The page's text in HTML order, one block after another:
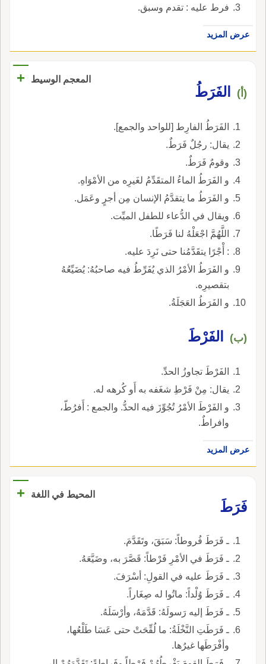
فرط عليه : تقدم وسبق.
عرض المزيد
المعجم الوسيط +
(أ) الفَرَطُ
الفَرَطُ الفارِط [للواحد والجمع].
يقال: رجُلٌ فَرَطٌ.
وقومٌ فَرَطٌ.
و الفَرَطُ الماءُ المتقَدِّمُ لغَيرِه من الأمْوَاهِ.
و الفَرَطُ ما يتقدَّمُ الإنسان مِن أجرٍ وعَمَل.
ويقال في الدُّعاء للطفل الميِّت.
اللَّهُمَّ اجْعَلْهُ لنا فَرَطًا.
: أْجْرًا يتقَدَّمُنا حتى نَرِدَ عليه.
و الفَرَطُ الأمْرُ الذي يُفَرِّطُ فيه صاحبُهُ: يُضَيِّعُهُ
بتقصيرِه.
و الفَرَطُ العَجَلَةُ.
(ب) الفَرْطَ
الفَرْطَ تجاوزُ الحدِّ.
يقال: مِنْ فَرْطِ شغَفه به أَو كُرهه له.
و الفَرْطَ الأمْرُ تُجُوِّزَ فيه الحدُّ. والجمع : أَفرُطّ،
وافراطٌ.
عرض المزيد
المحيط في اللغة
+
فَرَطَ
ـ فَرَطَ فُروطاً: سَبَقَ، وتَقَدَّمَ.
ـ فَرَطَ في الأمْرِ فَرْطاً: قَصَّرَ به، وضَيَّعَهُ.
ـ فَرَطَ عليه في القولِ: أسْرَفَ.
ـ فَرَطَ وُلْداً: ماتُوا له صِغَاراً.
ـ فَرَطَ إليه رَسولَهُ: قَدَّمَهُ، وأرْسَلَهُ.
ـ فَرَطَتِ النَّخْلَةُ: ما لُقِّحَتْ حتى عَسَا طَلْعُها،
وأفْرَطَها غيرُها.